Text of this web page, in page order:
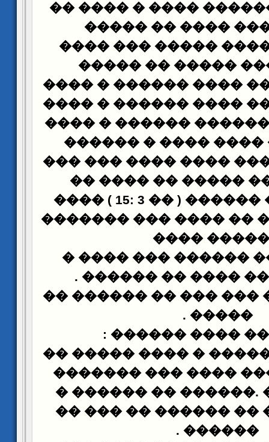
�� ������ ������
����� ���� ����
�������� ����
���� ����� �����
�������� � �� ����
���� ��� ���� ����
��� ������ ������
���� ���� ����
����� �� ����� ����
����� ���� �����
����� ���� ������ ( �� 3 :15 ) ����
��� � ��� ��� �� ����
������
����� �� �� ������
����� ���� ����
.
������� ��� ��� ���
�����
.
������� ����
:
������ ��� ����� �
����� ������ ����
.
������ �� ������ �
���� ����� ��
������
.